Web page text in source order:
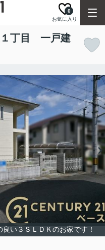
お気に入り
0
１丁目 一戸建
い３ＳＬＤＫのお家です！